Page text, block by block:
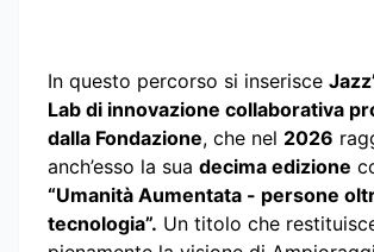
In questo percorso si inserisce
Lab di innovazione collaborativa
dalla Fondazione, che nel 2026
anch’esso la sua decima edizione
“Umanità Aumentata - persone
tecnologia”. Un titolo che